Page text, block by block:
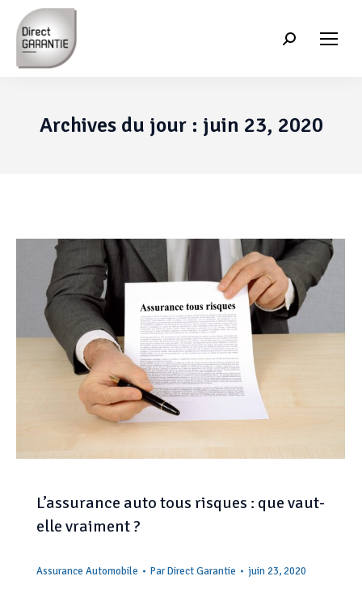
Recherche
Archives du jour : juin 23, 2020
L’assurance auto tous risques : que vaut-
elle vraiment ?
Assurance Automobile ParDirect Garantie juin 23, 2020